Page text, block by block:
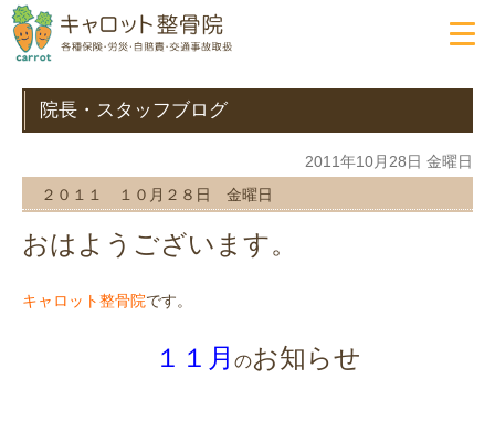
院長・スタッフブログ
2011年10月28日 金曜日
２０１１ １０月２８日 金曜日
おはようございます。
キャロット整骨院です。
１１月 のお知らせ